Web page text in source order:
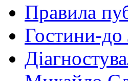
Правила
Гостини-до